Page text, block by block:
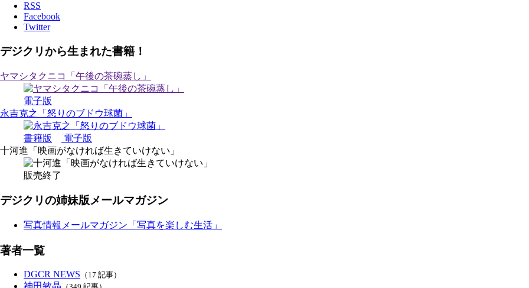
RSS
Facebook
Twitter
デジクリから生まれた書籍！
ヤマシタクニコ「午後の茶碗蒸し」
電子版
永吉克之「怒りのブドウ球菌」
書籍版
電子版
十河進「映画がなければ生きていけない」
販売終了
デジクリの姉妹版メールマガジン
写真情報メールマガジン「写真を楽しむ生活」
著者一覧
DGCR NEWS （17 記事）